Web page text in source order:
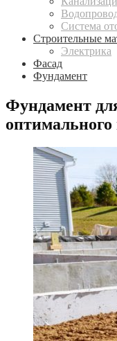
Система
Строительные
Электрика
Фасад
Фундамент
Фундамент
оптимального